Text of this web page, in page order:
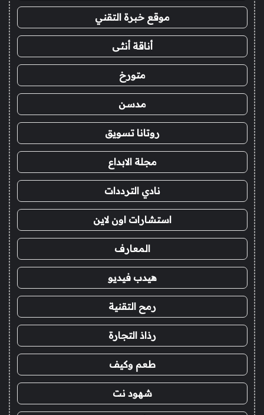
موقع خبرة التقني
أناقة أنثى
متورخ
مدسن
روتانا تسويق
مجلة الابداع
نادي الترددات
استشارات اون لاين
المعارف
هيدب فيديو
رمح التقنية
رذاذ التجارة
طعم وكيف
شهود نت